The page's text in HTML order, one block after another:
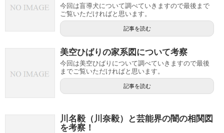
今回は盲導犬について調べていきますので最後まで
ご覧いただければと思います。
記事を読む
美空ひばりの家系図について考察
今回は美空ひばりについて調べていきますので最後
までご覧いただければと思います。
記事を読む
川名毅（川奈毅）と芸能界の闇の相関図
を考察！